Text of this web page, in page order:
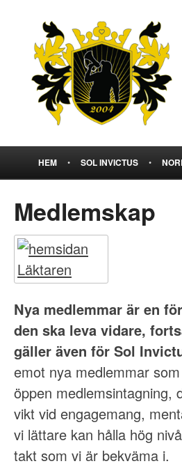
HEM • SOL INVICTUS •
Medlemskap
Nya medlemmar är en
den ska leva vidare,
gäller även för Sol
emot nya medlemmar
öppen medlemsintagning,
vikt vid engagemang,
vi lättare kan hålla hög
takt som vi är bekväma i.